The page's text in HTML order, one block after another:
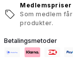
Medlemspriser
Som medlem
produkter.
Betalingsmetoder